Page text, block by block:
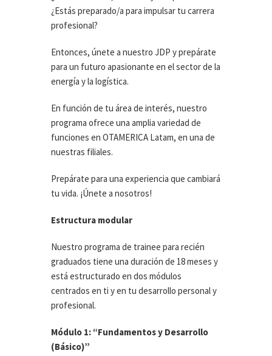
¿Estás preparado/a para impulsar tu carrera
profesional?
Entonces, únete a nuestro JDP y prepárate
para un futuro apasionante en el sector de la
energía y la logística.
En función de tu área de interés, nuestro
programa ofrece una amplia variedad de
funciones en OTAMERICA Latam, en una de
nuestras filiales.
Prepárate para una experiencia que cambiará
tu vida. ¡Únete a nosotros!
Estructura modular
Nuestro programa de trainee para recién
graduados tiene una duración de 18 meses y
está estructurado en dos módulos
centrados en ti y en tu desarrollo personal y
profesional.
Módulo 1: “Fundamentos y Desarrollo
(Básico)”